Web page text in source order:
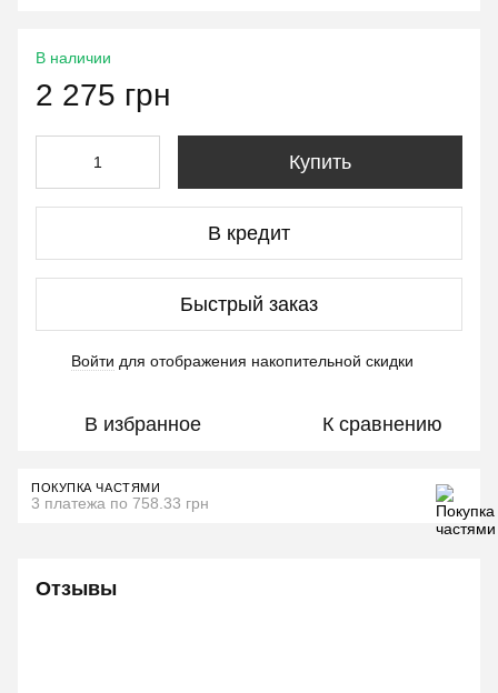
В наличии
2 275 грн
Купить
В кредит
Быстрый заказ
Войти для отображения накопительной скидки
В избранное К сравнению
ПОКУПКА ЧАСТЯМИ
3 платежа по 758.33 грн
Отзывы